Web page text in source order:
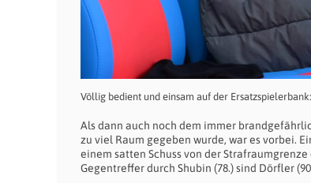
Völlig bedient und einsam auf der
Als dann auch noch dem immer
zu viel Raum gegeben wurde, war es vorbei.
einem satten Schuss von der
Gegentreffer durch Shubin (78.) sind Dörfler